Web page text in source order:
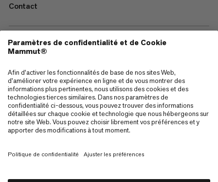
Contact
—
Sitemap
Cookies
Mentions Légales